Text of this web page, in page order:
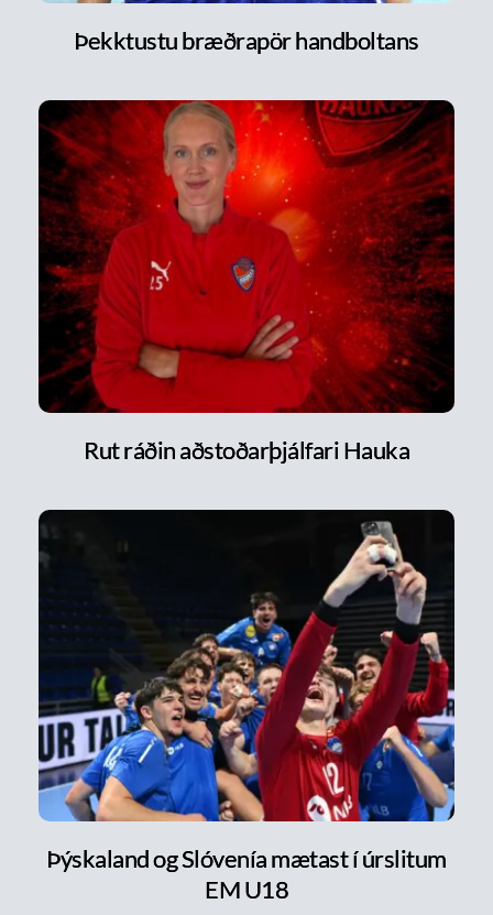
Þekktustu bræðrapör handboltans
Rut ráðin aðstoðarþjálfari Hauka
Þýskaland og Slóvenía mætast í úrslitum
EM U18